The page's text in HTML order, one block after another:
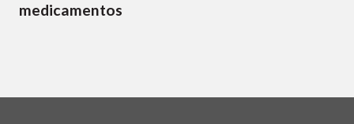
medicamentos